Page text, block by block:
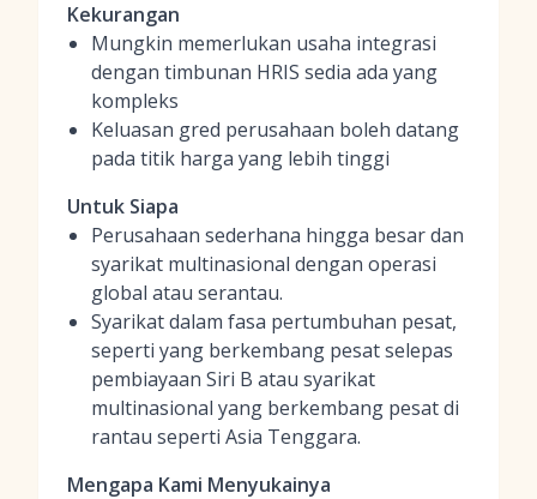
Kekurangan
Mungkin memerlukan usaha integrasi
dengan timbunan HRIS sedia ada yang
kompleks
Keluasan gred perusahaan boleh datang
pada titik harga yang lebih tinggi
Untuk Siapa
Perusahaan sederhana hingga besar dan
syarikat multinasional dengan operasi
global atau serantau.
Syarikat dalam fasa pertumbuhan pesat,
seperti yang berkembang pesat selepas
pembiayaan Siri B atau syarikat
multinasional yang berkembang pesat di
rantau seperti Asia Tenggara.
Mengapa Kami Menyukainya